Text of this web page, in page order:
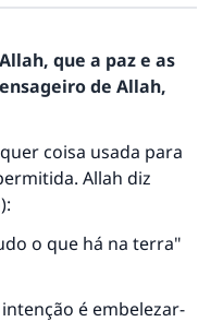
que a paz e as
de Allah,
coisa usada para
Allah diz
o que há na terra"
é embelezar-